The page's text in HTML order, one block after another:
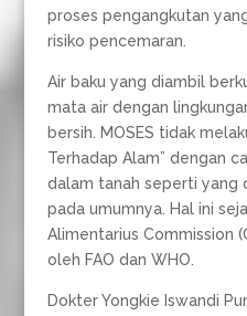
proses pengangkutan
risiko pencemaran.
Air baku yang diambil
mata air dengan
bersih. MOSES tidak
Terhadap Alam” dengan
dalam tanah seperti yang
pada umumnya. Hal ini
Alimentarius Commission
oleh FAO dan WHO.
Dokter Yongkie Iswandi